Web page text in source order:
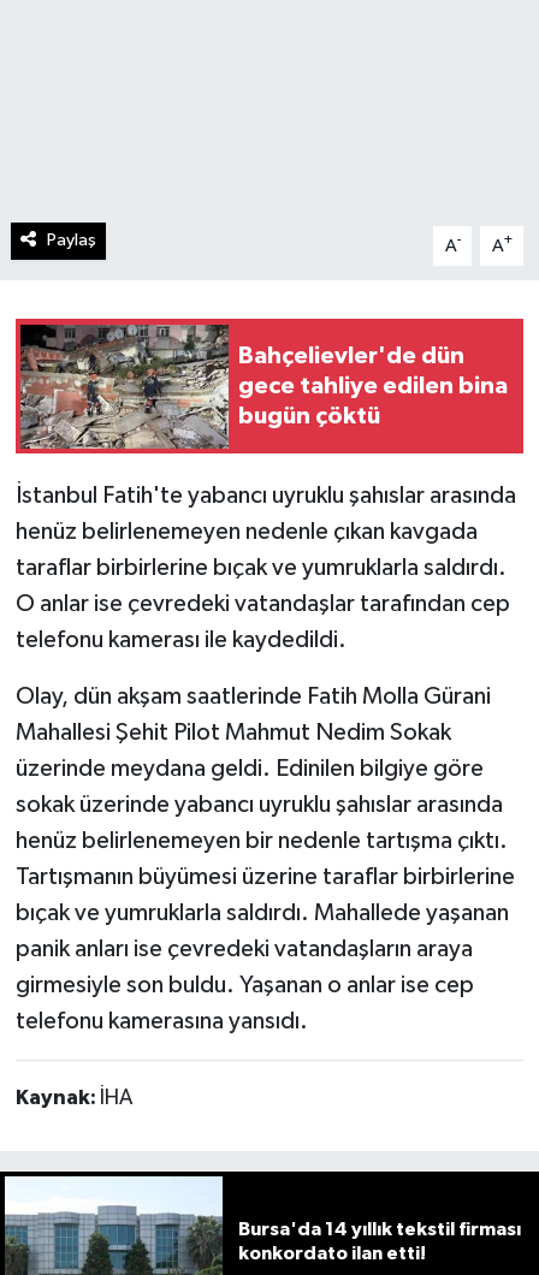
Paylaş A- A+
Bahçelievler'de dün
gece tahliye edilen bina
bugün çöktü
İstanbul Fatih'te yabancı uyruklu şahıslar arasında
henüz belirlenemeyen nedenle çıkan kavgada
taraflar birbirlerine bıçak ve yumruklarla saldırdı.
O anlar ise çevredeki vatandaşlar tarafından cep
telefonu kamerası ile kaydedildi.
Olay, dün akşam saatlerinde Fatih Molla Gürani
Mahallesi Şehit Pilot Mahmut Nedim Sokak
üzerinde meydana geldi. Edinilen bilgiye göre
sokak üzerinde yabancı uyruklu şahıslar arasında
henüz belirlenemeyen bir nedenle tartışma çıktı.
Tartışmanın büyümesi üzerine taraflar birbirlerine
bıçak ve yumruklarla saldırdı. Mahallede yaşanan
panik anları ise çevredeki vatandaşların araya
girmesiyle son buldu. Yaşanan o anlar ise cep
telefonu kamerasına yansıdı.
Kaynak: İHA
Bursa'da 14 yıllık tekstil firması
konkordato ilan etti!